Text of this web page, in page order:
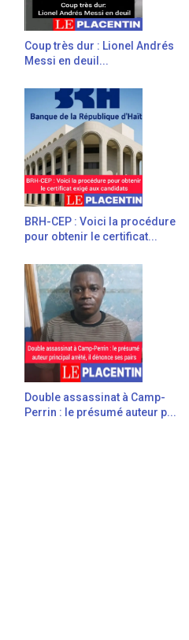
Coup très dur : Lionel Andrés
Messi en deuil...
BRH-CEP : Voici la procédure
pour obtenir le certificat...
Double assassinat à Camp-
Perrin : le présumé auteur p...